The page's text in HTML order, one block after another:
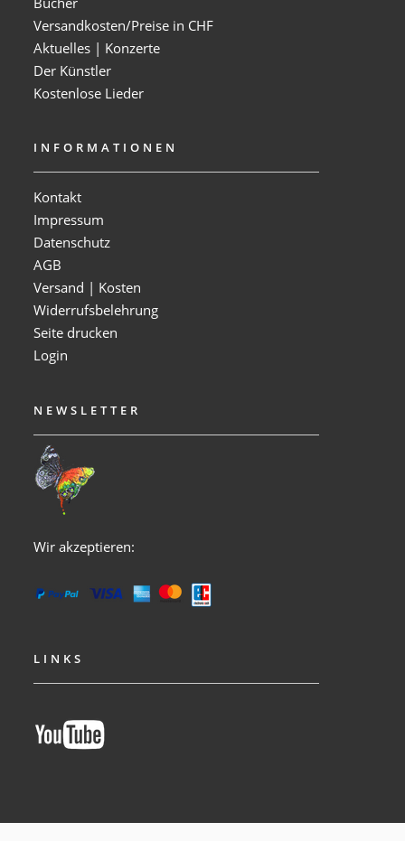
Versandkosten/Preise in CHF
Aktuelles | Konzerte
Der Künstler
Kostenlose Lieder
INFORMATIONEN
Kontakt
Impressum
Datenschutz
AGB
Versand | Kosten
Widerrufsbelehrung
Seite drucken
Login
NEWSLETTER
Wir akzeptieren:
LINKS